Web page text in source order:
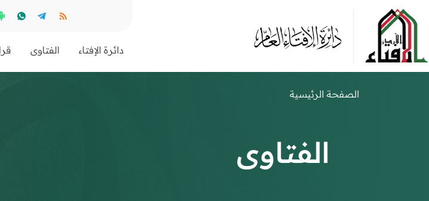
دائرة الإفتاء الفتاوى
الصفحة الرئيسية
الفتاوى